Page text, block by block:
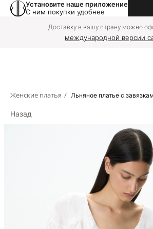
Установите наше приложение
С ним покупки удобнее
Доставку в вашу страну можно
международной версии
Женские платья / Льняное платье с
Назад